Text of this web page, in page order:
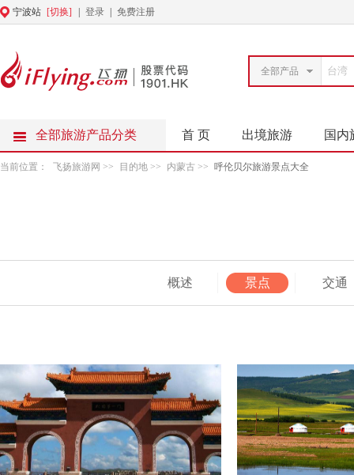
宁波站 [切换] 登录 免费注册
全部产品
全部旅游产品分类 首 页 出境旅游 国内
当前位置： 飞扬旅游网 >> 目的地 >> 内蒙古 >> 呼伦贝尔旅游景点大全
概述 景点 交通